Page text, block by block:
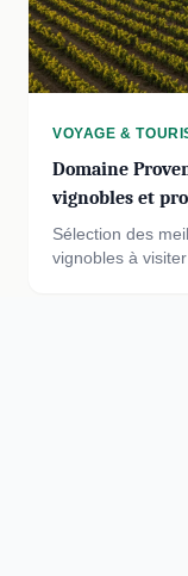
VOYAGE &
Domaine
vignobles et
Sélection des
vignobles à